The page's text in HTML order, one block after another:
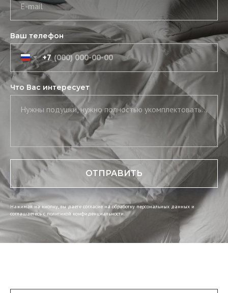
E-mail
Ваш телефон
+7
Что Вас интересует
Нужны подушки, нужно полностью укомплектовать постель, нужны скатерть и салфетки
ОТПРАВИТЬ
Нажимая на кнопку, вы даете согласие на обработку персональных данных и
соглашаетесь c политикой конфиденциальности.